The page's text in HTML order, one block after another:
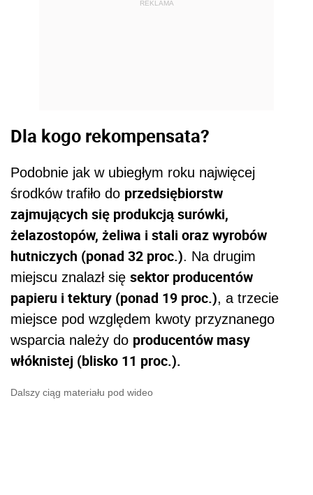
REKLAMA
Dla kogo rekompensata?
Podobnie jak w ubiegłym roku najwięcej
środków trafiło do przedsiębiorstw
zajmujących się produkcją surówki,
żelazostopów, żeliwa i stali oraz wyrobów
hutniczych (ponad 32 proc.). Na drugim
miejscu znalazł się sektor producentów
papieru i tektury (ponad 19 proc.), a trzecie
miejsce pod względem kwoty przyznanego
wsparcia należy do producentów masy
włóknistej (blisko 11 proc.).
Dalszy ciąg materiału pod wideo